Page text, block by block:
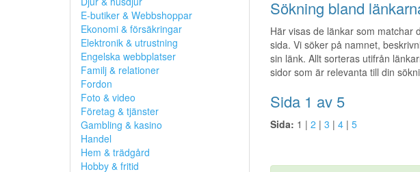
E-butiker & Webbshoppar
Ekonomi & försäkringar
Elektronik & utrustning
Engelska webbplatser
Familj & relationer
Fordon
Foto & video
Företag & tjänster
Gambling & kasino
Handel
Hem & trädgård
Hobby & fritid
Sökning bland
Här visas de länkar som matchar
sida. Vi söker på namnet,
sin länk. Allt sorteras utifrån
sidor som är relevanta till din
Sida 1 av 5
Sida: 1 | 2 | 3 | 4| 5